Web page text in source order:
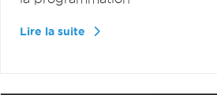
Lire la suite